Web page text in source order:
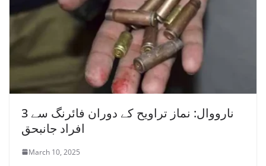
نارووال: نماز تراویح کے دوران فائرنگ سے 3
افراد جانبحق
March 10, 2025